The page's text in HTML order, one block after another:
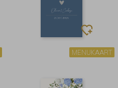
MENUKAART